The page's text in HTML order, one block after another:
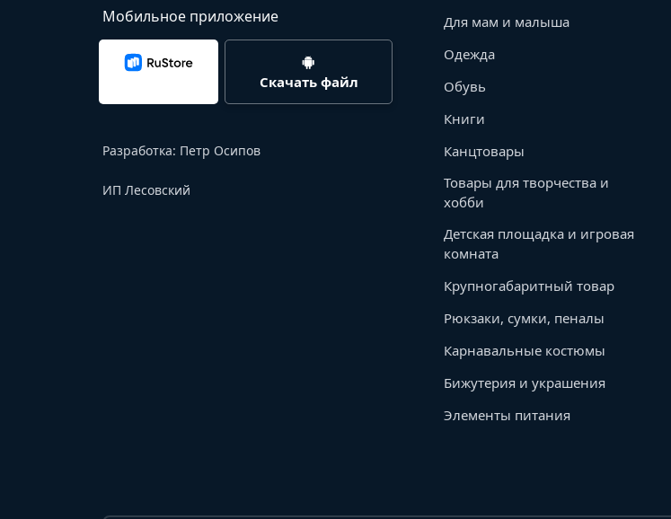
Мобильное приложение
Скачать файл
Разработка: Петр Осипов
ИП Лесовский
Для мам и малыша
Одежда
Обувь
Книги
Канцтовары
Товары для творчества и
хобби
Детская площадка и игровая
комната
Крупногабаритный товар
Рюкзаки, сумки, пеналы
Карнавальные костюмы
Бижутерия и украшения
Элементы питания